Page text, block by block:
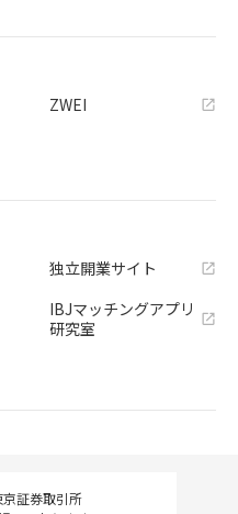
ZWEI
独立開業サイト
IBJマッチングアプリ
研究室
証券取引所